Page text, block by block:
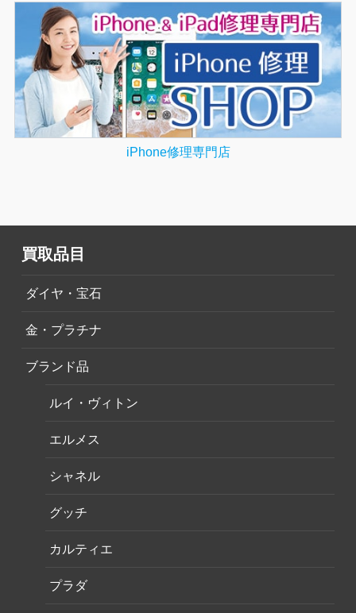
iPhone修理専門店
買取品目
ダイヤ・宝石
金・プラチナ
ブランド品
ルイ・ヴィトン
エルメス
シャネル
グッチ
カルティエ
プラダ